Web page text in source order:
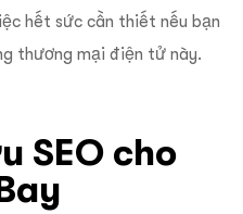
hết sức cần thiết nếu bạn
thương mại điện tử này.
SEO cho